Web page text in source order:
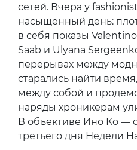
сетей. Вчера у
насыщенный день:
в себя показы
Saab и Ulyana
перерывах между
старались найти
между собой и
наряды хроникерам
В объективе Ино Ко —
третьего дня Недели